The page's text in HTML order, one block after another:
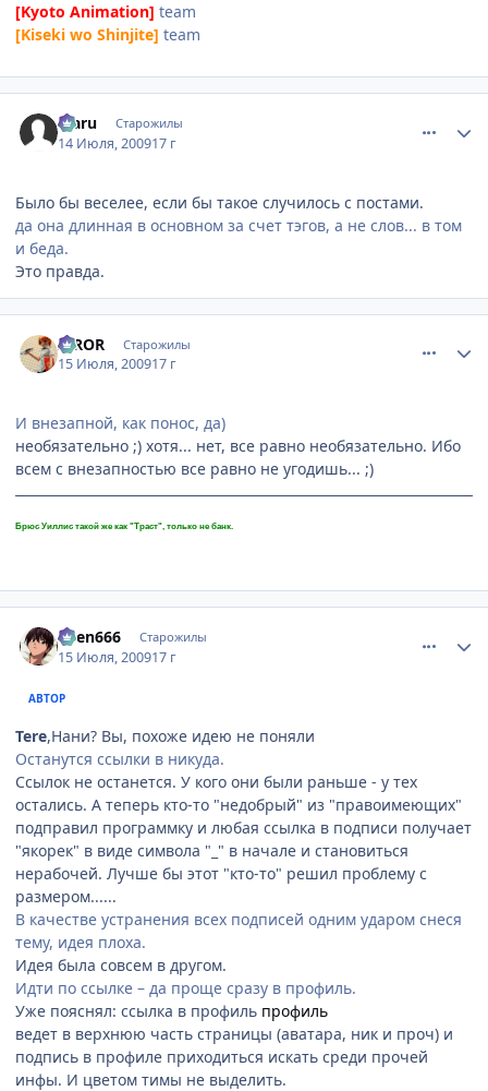
[Kyoto Animation] team
[Kiseki wo Shinjite] team
Mаru Старожилы
14 Июля, 200917 г
Было бы веселее, если бы такое случилось с постами.
да она длинная в основном за счет тэгов, а не слов... в том
и беда.
Это правда.
IRROR Старожилы
15 Июля, 200917 г
И внезапной, как понос, да)
необязательно ;) хотя... нет, все равно необязательно. Ибо
всем с внезапностью все равно не угодишь... ;)
Брюс Уиллис такой же как "Траст", только не банк.
oven666 Старожилы
15 Июля, 200917 г
АВТОР
Tere,Нани? Вы, похоже идею не поняли
Останутся ссылки в никуда.
Ссылок не останется. У кого они были раньше - у тех
остались. А теперь кто-то "недобрый" из "правоимеющих"
подправил программку и любая ссылка в подписи получает
"якорек" в виде символа "_" в начале и становиться
нерабочей. Лучше бы этот "кто-то" решил проблему с
размером......
В качестве устранения всех подписей одним ударом снеся
тему, идея плоха.
Идея была совсем в другом.
Идти по ссылке – да проще сразу в профиль.
Уже пояснял: ссылка в профиль профиль
ведет в верхнюю часть страницы (аватара, ник и проч) и
подпись в профиле приходиться искать среди прочей
инфы. И цветом тимы не выделить.